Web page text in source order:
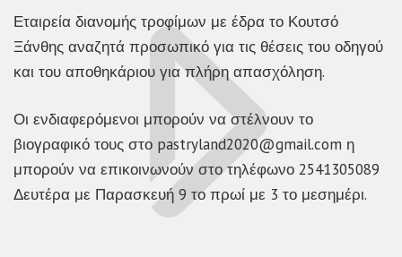
Εταιρεία διανομής τροφίμων με έδρα το Κουτσό
Ξάνθης αναζητά προσωπικό για τις θέσεις του οδηγού
και του αποθηκάριου για πλήρη απασχόληση.
Οι ενδιαφερόμενοι μπορούν να στέλνουν το
βιογραφικό τους στο pastryland2020@gmail.com η
μπορούν να επικοινωνούν στο τηλέφωνο 2541305089
Δευτέρα με Παρασκευή 9 το πρωί με 3 το μεσημέρι.